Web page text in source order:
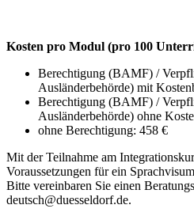
Kosten pro Modul (pro 100
Berechtigung (BAMF) /
Ausländerbehörde) mit
Berechtigung (BAMF) /
Ausländerbehörde) ohne
ohne Berechtigung: 458 €
Mit der Teilnahme am
Voraussetzungen für ein
Bitte vereinbaren Sie einen
deutsch@duesseldorf.de.